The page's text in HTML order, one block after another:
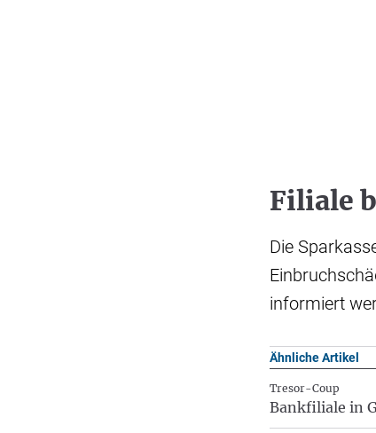
Filiale
Die
informiert
Ähnliche Artikel
Tresor-Coup
Bankfiliale in